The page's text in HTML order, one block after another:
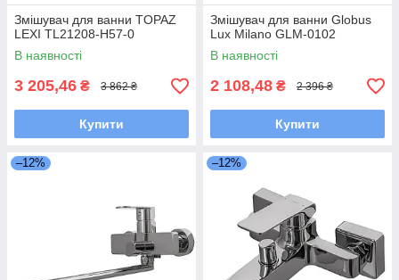
Змішувач для ванни TOPAZ
LEXI TL21208-H57-0
В наявності
3 205,46 ₴ 3 862 ₴
Купити
Змішувач для ванни Globus
Lux Milano GLM-0102
В наявності
2 108,48 ₴ 2 396 ₴
Купити
–12% –12%